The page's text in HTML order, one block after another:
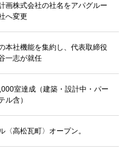
画株式会社の社名をアパグルー
へ変更
本社機能を集約し、代表取締役
一志が就任
室達成（建築・設計中・パー
ル含）
〈高松瓦町〉オープン。